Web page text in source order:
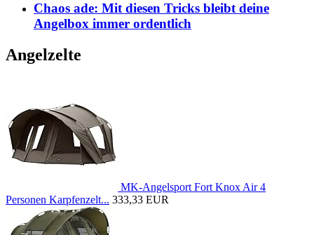
Chaos ade: Mit diesen Tricks bleibt deine
Angelbox immer ordentlich
Angelzelte
MK-Angelsport Fort Knox Air 4
Personen Karpfenzelt... 333,33 EUR